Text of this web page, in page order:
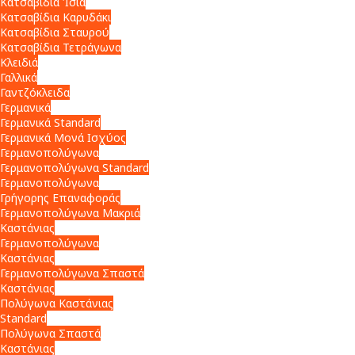
Κατσαβίδια Καρυδάκι
Κατσαβίδια Σταυρού
Κατσαβίδια Τετράγωνα
Κλειδιά
Γαλλικά
Γαντζόκλειδα
Γερμανικά
Γερμανικά Standard
Γερμανικά Μονά Ισχύος
Γερμανοπολύγωνα
Γερμανοπολύγωνα Standard
Γερμανοπολύγωνα
Γρήγορης Επαναφοράς
Γερμανοπολύγωνα Μακριά
Καστάνιας
Γερμανοπολύγωνα
Καστάνιας
Γερμανοπολύγωνα Σπαστά
Καστάνιας
Πολύγωνα Καστάνιας
Standard
Πολύγωνα Σπαστά
Καστάνιας